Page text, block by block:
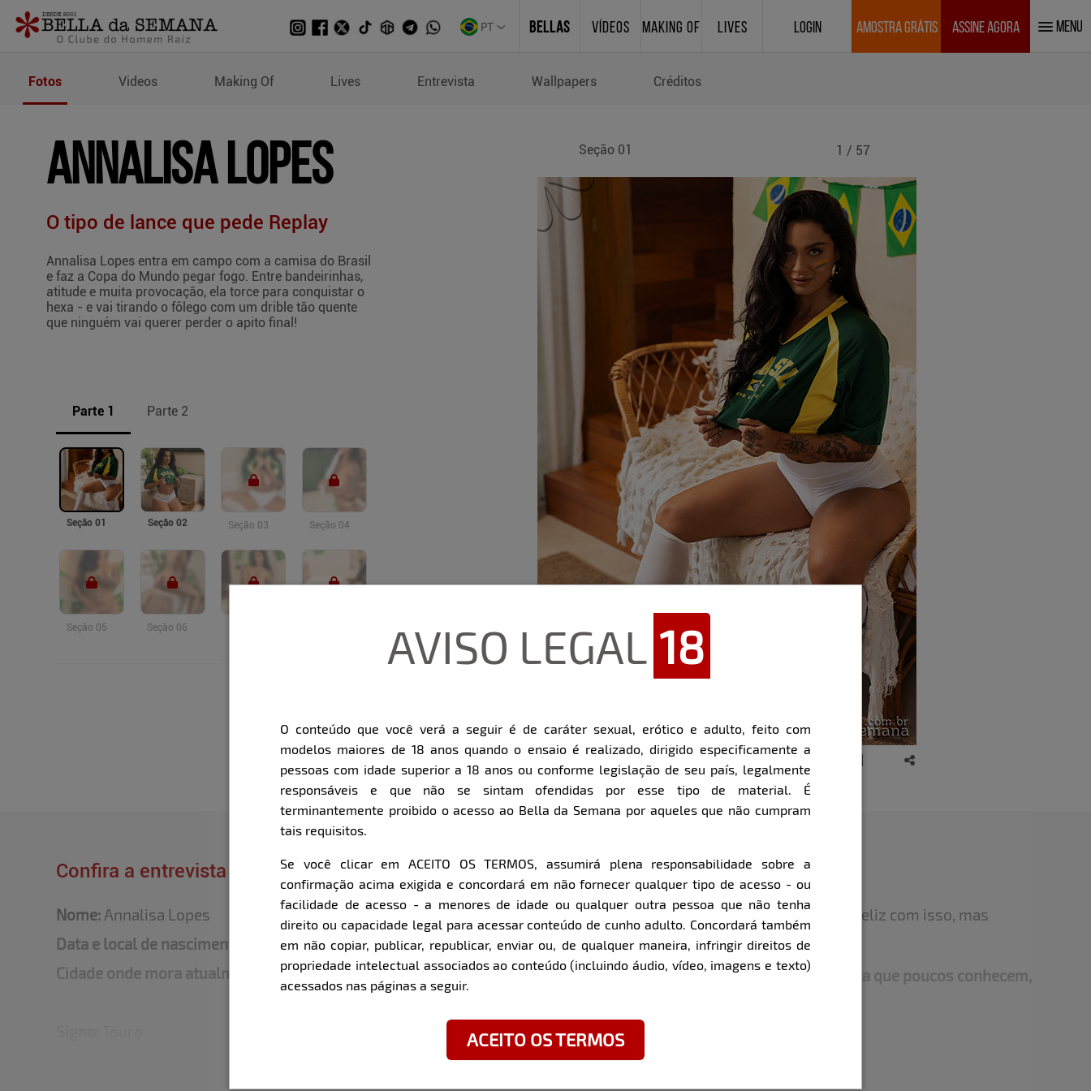
PT BELLAS VÍDEOS MAKING OF LIVES LOGIN AMOSTRA GRÁTIS ASSINE AGORA MENU
Fotos de Annalisa Lopes
Fotos Videos Making Of Lives Entrevista Wallpapers Créditos
ANNALISA LOPES
O tipo de lance que pede Replay
Annalisa Lopes entra em campo com a camisa do Brasil
e faz a Copa do Mundo pegar fogo. Entre bandeirinhas,
atitude e muita provocação, ela torce para conquistar o
hexa - e vai tirando o fôlego com um drible tão quente
que ninguém vai querer perder o apito final!
Parte 1 Parte 2
Seção 01 Seção 02 Seção 03 Seção 04
Seção 05 Seção 06
Seção 01 1 / 57
Item
1
of
8
Confira a entrevista que o Bella fez com a modelo:
Nome:Annalisa Lopes
Data e local de nascimento:
19/05/1998 - Santa Maria / RS
Cidade onde mora atualmente:
Praia do Rosa / SC
Totalmente solteira! Coração em paz e bem feliz com isso, mas
confesso que tenho vontade sim de casar…
Você tem algum talento ou habilidade secreta que poucos conhecem,
Sou bem elástica rs
Qual é o fetiche mais inusitado que você já teve vontade de
AVISO LEGAL 18
O conteúdo que você verá a seguir é de caráter sexual, erótico e adulto, feito com
modelos maiores de 18 anos quando o ensaio é realizado, dirigido especificamente a
pessoas com idade superior a 18 anos ou conforme legislação de seu país, legalmente
responsáveis e que não se sintam ofendidas por esse tipo de material. É
terminantemente proibido o acesso ao Bella da Semana por aqueles que não cumpram
tais requisitos.
Se você clicar em ACEITO OS TERMOS, assumirá plena responsabilidade sobre a
confirmação acima exigida e concordará em não fornecer qualquer tipo de acesso - ou
facilidade de acesso - a menores de idade ou qualquer outra pessoa que não tenha
direito ou capacidade legal para acessar conteúdo de cunho adulto. Concordará também
em não copiar, publicar, republicar, enviar ou, de qualquer maneira, infringir direitos de
propriedade intelectual associados ao conteúdo (incluindo áudio, vídeo, imagens e texto)
acessados nas páginas a seguir.
ACEITO OS TERMOS